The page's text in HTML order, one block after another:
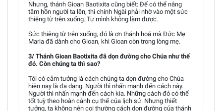
Nhưng, thánh Gioan Baotixita cũng biết: Để có thể nâng
tâm hồn người ta lên, thì chính Ngài phải nhờ vào một sức
thiêng từ trên xuống. Tự mình không làm được.
Sức thiêng từ trên xuống, đó là ơn thánh hoá mà Đức Mẹ
Maria đã dành cho Gioan, khi Gioan còn trong lòng mẹ.
3/ Thánh Gioan Baotixita đã dọn đường cho Chúa như thế
đó. Còn chúng ta thì sao?
Tôi có cảm tưởng là cách chúng ta dọn đường cho Chúa
hiện nay là đa dạng. Người thì nhấn mạnh đến cách này.
Người thì nhấn mạnh đến cách kia. Những cách đó có thể
tốt tuỳ theo hoàn cảnh cụ thể của lịch sử. Nhưng thiết
tưởng, ta không nên coi thường cách dọn đường của thánh